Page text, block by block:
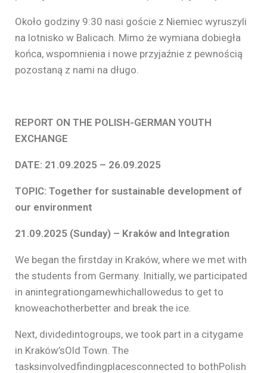
Około godziny 9:30 nasi goście z Niemiec wyruszyli
na lotnisko w Balicach. Mimo że wymiana dobiegła
końca, wspomnienia i nowe przyjaźnie z pewnością
pozostaną z nami na długo.
REPORT ON THE POLISH-GERMAN YOUTH
EXCHANGE
DATE: 21.09.2025 – 26.09.2025
TOPIC: Together for sustainable development of
our environment
21.09.2025 (Sunday) – Kraków and Integration
We began the firstday in Kraków, where we met with
the students from Germany. Initially, we participated
in anintegrationgamewhichallowedus to get to
knoweachotherbetter and break the ice.
Next, dividedintogroups, we took part in a citygame
in Kraków’sOld Town. The
tasksinvolvedfindingplacesconnected to bothPolish